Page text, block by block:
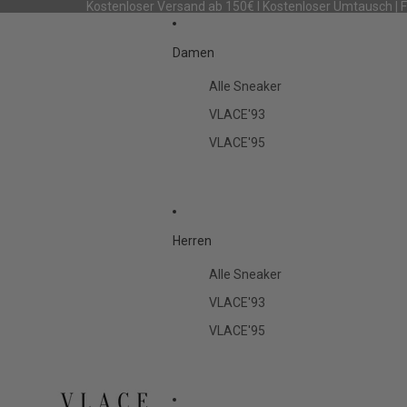
Kostenloser Versand ab 150€ I Kostenloser Umtausch |
Damen
Alle Sneaker
VLACE'93
VLACE'95
Herren
Alle Sneaker
VLACE'93
VLACE'95